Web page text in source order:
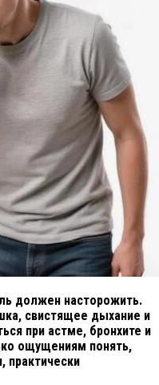
должен насторожить.
свистящее дыхание и
при астме, бронхите и
ощущениям понять,
практически